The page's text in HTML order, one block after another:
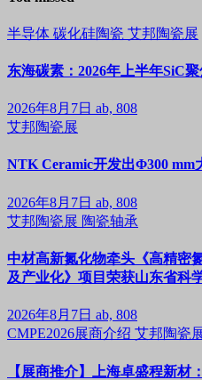
半导体 碳化硅陶瓷 艾邦陶瓷展
东海碳素：2026年上半年SiC
2026年8月7日 ab, 808
艾邦陶瓷展
NTK Ceramic开发出Φ300 mm
2026年8月7日 ab, 808
艾邦陶瓷展 陶瓷轴承
中材高新氮化物牵头《高精密
及产业化》项目荣获山东省科
2026年8月7日 ab, 808
CMPE2026展商介绍 艾邦陶瓷
【展商推介】上海卓盛程新材